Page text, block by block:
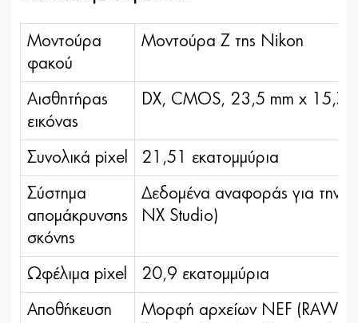
Μοντούρα
φακού
Μοντούρα Ζ της Nikon
Αισθητήρας
εικόνας
DX, CMOS, 23,5 mm x 15,7
Συνολικά pixel 21,51 εκατομμύρια
Σύστημα
απομάκρυνσης
σκόνης
Δεδομένα αναφοράς για την
NX Studio)
Ωφέλιμα pixel 20,9 εκατομμύρια
Αποθήκευση
Μορφή αρχείων NEF (RAW):